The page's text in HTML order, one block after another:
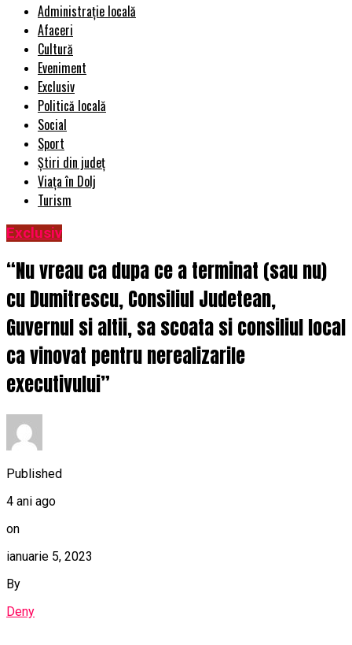
Administrație locală
Afaceri
Cultură
Eveniment
Exclusiv
Politică locală
Social
Sport
Știri din județ
Viața în Dolj
Turism
Exclusiv
“Nu vreau ca dupa ce a terminat (sau nu)
cu Dumitrescu, Consiliul Judetean,
Guvernul si altii, sa scoata si consiliul local
ca vinovat pentru nerealizarile
executivului”
Published
4 ani ago
on
ianuarie 5, 2023
By
Deny